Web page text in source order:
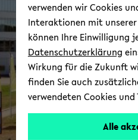
verwenden wir Cookies
Interaktionen mit unserer
können Ihre Einwilligung
Datenschutzerklärung
Wirkung für die Zukunft
finden Sie auch
verwendeten Cookies und
Alle